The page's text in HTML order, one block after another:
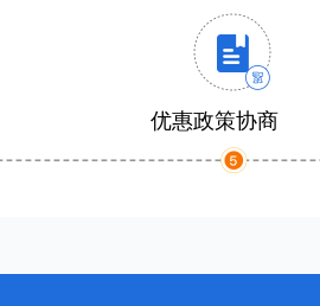
优惠政策协商